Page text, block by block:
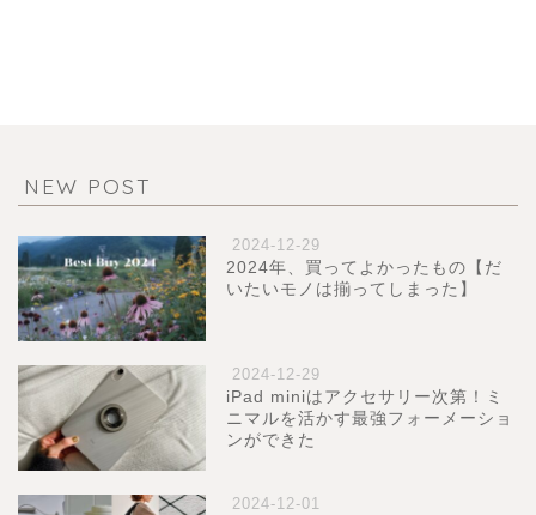
NEW POST
2024-12-29
2024年、買ってよかったもの【だ
いたいモノは揃ってしまった】
2024-12-29
iPad miniはアクセサリー次第！ミ
ニマルを活かす最強フォーメーショ
ンができた
2024-12-01